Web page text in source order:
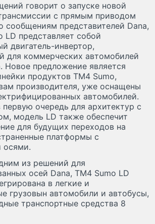
говорит о запуске новой
с прямым приводом
сообщениям представителей Dana,
LD представляет собой
двигатель-инвертор,
для коммерческих автомобилей
Новое предложение является
продуктов TM4 Sumo,
производителя, уже оснащены
автомобилей.
первую очередь для архитектур с
модель LD также обеспечит
для будущих переходов на
платформы с
осями.
из решений для
осей Dana, TM4 Sumo LD
в легкие и
грузовын автомобили и автобусы,
транспортные средства 8